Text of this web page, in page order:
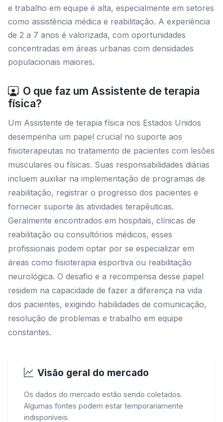
e trabalho em equipe é alta, especialmente em setores
como assistência médica e reabilitação. A experiência
de 2 a 7 anos é valorizada, com oportunidades
concentradas em áreas urbanas com densidades
populacionais maiores.
O que faz um Assistente de terapia
física?
Um Assistente de terapia física nos Estados Unidos
desempenha um papel crucial no suporte aos
fisioterapeutas no tratamento de pacientes com lesões
musculares ou físicas. Suas responsabilidades diárias
incluem auxiliar na implementação de programas de
reabilitação, registrar o progresso dos pacientes e
fornecer suporte às atividades terapêuticas.
Geralmente encontrados em hospitais, clínicas de
reabilitação ou consultórios médicos, esses
profissionais podem optar por se especializar em
áreas como fisioterapia esportiva ou reabilitação
neurológica. O desafio e a recompensa desse papel
residem na capacidade de fazer a diferença na vida
dos pacientes, exigindo habilidades de comunicação,
resolução de problemas e trabalho em equipe
constantes.
Visão geral do mercado
Os dados do mercado estão sendo coletados.
Algumas fontes podem estar temporariamente
indisponíveis.